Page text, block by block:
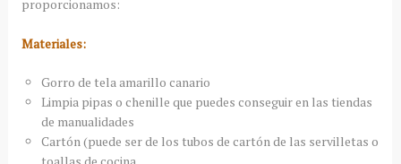
proporcionamos:
Materiales:
Gorro de tela amarillo canario
Limpia pipas o chenille que puedes conseguir en las tiendas
de manualidades
Cartón (puede ser de los tubos de cartón de las servilletas o